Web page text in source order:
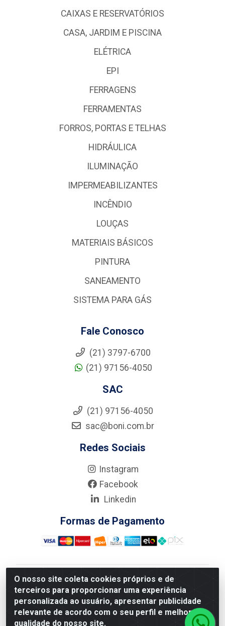
O nosso site coleta cookies próprios e de
terceiros para proporcionar uma experiência
personalizada ao usuário, apresentar publicidade
relevante de acordo com o seu perfil e melhorar a
qualidade do nosso site.
CAIXAS E RESERVATÓRIOS
CASA, JARDIM E PISCINA
ELÉTRICA
EPI
FERRAGENS
FERRAMENTAS
FORROS, PORTAS E TELHAS
HIDRÁULICA
ILUMINAÇÃO
IMPERMEABILIZANTES
INCÊNDIO
LOUÇAS
MATERIAIS BÁSICOS
PINTURA
SANEAMENTO
SISTEMA PARA GÁS
Fale Conosco
(21) 3797-6700
(21) 97156-4050
SAC
(21) 97156-4050
sac@boni.com.br
Redes Sociais
Instagram
Facebook
Linkedin
Formas de Pagamento
Nova Boni Distribuidora de Material de Construção LTDA
- Rua Alice Tibiriçá, 330 - Vila Da Penha, Rio de
Janeiro/RJ - CEP: 21.210-110 - CNPJ: 11.003.135/0001-
27